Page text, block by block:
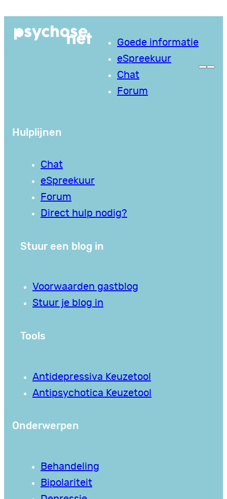
naar
Goede informatie
eSpreekuur
Chat
Forum
Hulplijnen
Chat
eSpreekuur
Forum
Direct hulp nodig?
Stuur een blog in
Voorwaarden gastblog
Stuur je blog in
Tools
Antidepressiva Keuzetool
Antipsychotica Keuzetool
Onderwerpen
Behandeling
Bipolariteit